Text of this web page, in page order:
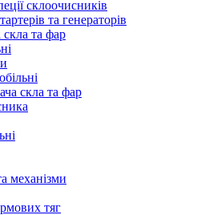
склоочисників
та генераторів
та фар
скла та фар
механізми
тяг